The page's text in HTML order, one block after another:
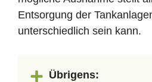
Entsorgung der
unterschiedlich sein kann.
Übrigens: